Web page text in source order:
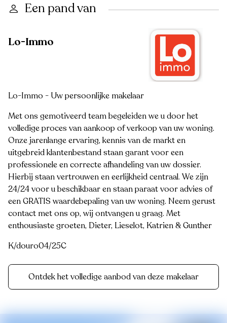
Een pand van
Lo-Immo
Lo-Immo - Uw persoonlijke makelaar
Met ons gemotiveerd team begeleiden we u door het
volledige proces van aankoop of verkoop van uw woning.
Onze jarenlange ervaring, kennis van de markt en
uitgebreid klantenbestand staan garant voor een
professionele en correcte afhandeling van uw dossier.
Hierbij staan vertrouwen en eerlijkheid centraal. We zijn
24/24 voor u beschikbaar en staan paraat voor advies of
een GRATIS waardebepaling van uw woning. Neem gerust
contact met ons op, wij ontvangen u graag. Met
enthousiaste groeten, Dieter, Lieselot, Katrien & Gunther
K/douro04/25C
Ontdek het volledige aanbod van deze makelaar